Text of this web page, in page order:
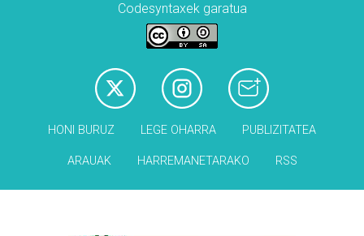
Codesyntaxek garatua
HONI BURUZ LEGE OHARRA PUBLIZITATEA
ARAUAK HARREMANETARAKO RSS